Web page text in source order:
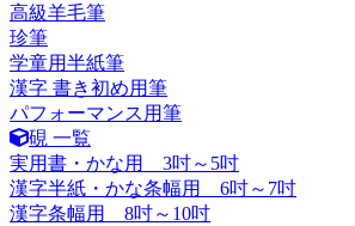
高級羊毛筆
珍筆
学童用半紙筆
漢字 書き初め用筆
パフォーマンス用筆
硯 一覧
実用書・かな用 3吋～5吋
漢字半紙・かな条幅用 6吋～7吋
漢字条幅用 8吋～10吋